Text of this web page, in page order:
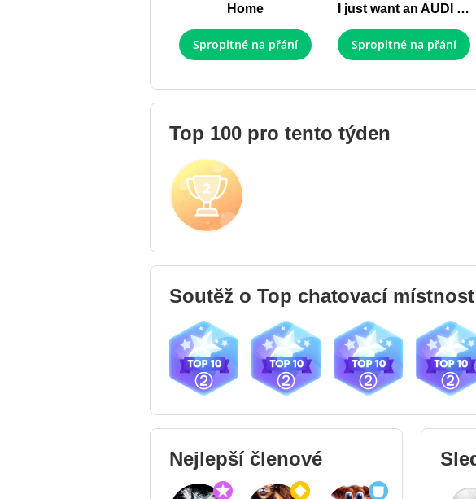
Home
Spropitné na přání
I just want an AUDI RS6
Spropitné na přání
Top 100 pro tento týden
Soutěž o Top chatovací místnost
Nejlepší členové